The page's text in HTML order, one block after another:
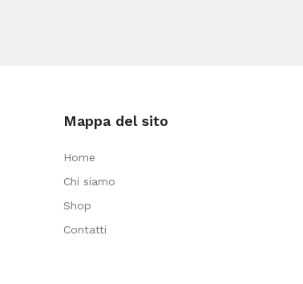
Mappa del sito
Home
Chi siamo
Shop
Contatti